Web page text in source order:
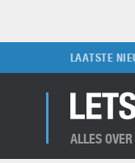
LAATSTE
ALLES